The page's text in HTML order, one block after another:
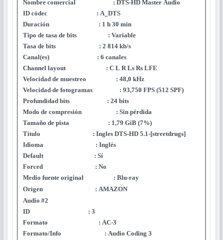
Nombre comercial : DTS-HD Master Audio
ID códec : A_DTS
Duración : 1 h 30 min
Tipo de tasa de bits : Variable
Tasa de bits : 2 814 kb/s
Canal(es) : 6 canales
Channel layout : C L R Ls Rs LFE
Velocidad de muestreo : 48,0 kHz
Velocidad de fotogramas : 93,750 FPS (512 SPF)
Profundidad bits : 24 bits
Modo de compresión : Sin pérdida
Tamaño de pista : 1,79 GiB (7%)
Título : Ingles DTS-HD 5.1-[streetdrugs]
Idioma : Inglés
Default : Sí
Forced : No
Medio fuente original : Blu-ray
Origen : AMAZON
Audio #2
ID : 3
Formato : AC-3
Formato/Info : Audio Coding 3